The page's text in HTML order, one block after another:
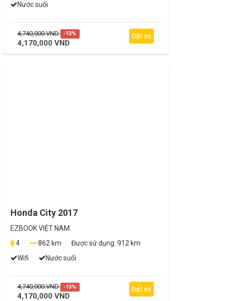
Nước suối
4,740,000 VND -13%
4,170,000 VND
Đặt xe
Honda City 2017
EZBOOK VIỆT NAM
4
862 km Được sử dụng: 912 km
Wifi
Nước suối
4,740,000 VND -13%
4,170,000 VND
Đặt xe